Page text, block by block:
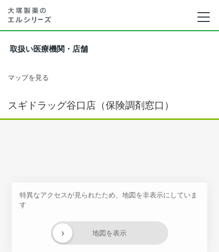
取扱い医療機関・店舗
マップを見る
スギドラッグ谷口店（保険調剤窓口）
特異なアクセスが見られたため、地図を非表示にしていま
す
地図を表示
›